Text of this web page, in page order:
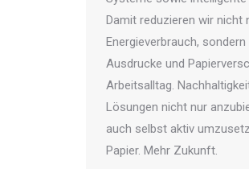
Damit reduzieren wir nicht
Energieverbrauch,
Ausdrucke und
Arbeitsalltag.
Lösungen nicht nur
auch selbst aktiv
Papier. Mehr Zukunft.